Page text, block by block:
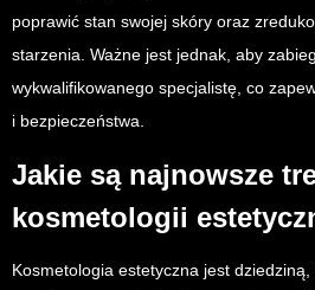
poprawić stan swojej skóry oraz
starzenia. Ważne jest jednak, aby
wykwalifikowanego specjalistę, co
i bezpieczeństwa.
Jakie są najnowsze
kosmetologii
Kosmetologia estetyczna jest